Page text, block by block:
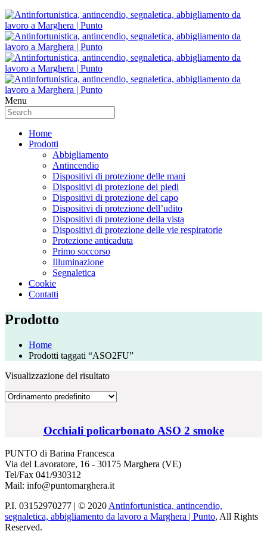
Menu
Home
Prodotti
Abbigliamento
Antincendio
Dispositivi di protezione delle mani
Dispositivi di protezione dei piedi
Dispositivi di protezione del capo
Dispositivi di protezione dell’udito
Dispositivi di protezione della vista
Dispositivi di protezione delle vie respiratorie
Protezione anticaduta
Primo soccorso
Illuminazione
Segnaletica
Cookie
Contatti
Prodotto
Home
Prodotti taggati “ASO2FU”
Visualizzazione del risultato
Occhiali policarbonato ASO 2 smoke
PUNTO di Barina Francesca
Via del Lavoratore, 16 - 30175 Marghera (VE)
Tel/Fax 041/930312
Mail: info@puntomarghera.it
P.I. 03152970277 | © 2020 Antinfortunistica, antincendio,
segnaletica, abbigliamento da lavoro a Marghera | Punto, All Rights
Reserved.